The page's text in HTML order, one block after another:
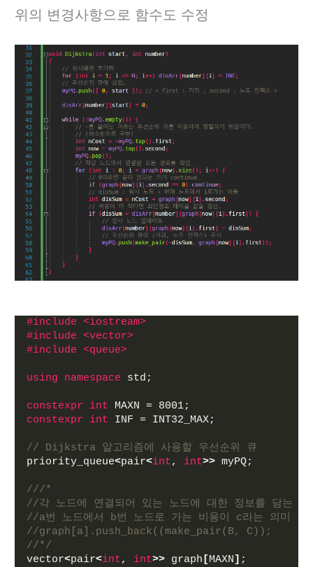
위의 변경사항으로 함수도 수정
#include <iostream>
#include <vector>
#include <queue>
using namespace std;
constexpr int MAXN = 8001;
constexpr
int INF = INT32_MAX;
// Dijkstra 알고리즘에 사용할 우선순위 큐
priority_queue<pair<int, int>> myPQ;
///*
//각 노드에 연결되어 있는 노드에 대한 정보를 담는 벡
//a번 노드에서 b번 노드로 가는 비용이 c라는 의미
//graph[a].push_back((make_pair(B, C));
//*/
vector<pair<int, int>> graph [MAXN] ;